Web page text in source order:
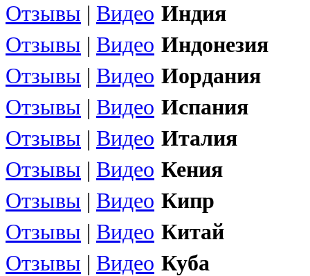
Отзывы | Видео Индия
Отзывы | Видео Индонезия
Отзывы | Видео Иордания
Отзывы | Видео Испания
Отзывы | Видео Италия
Отзывы | Видео Кения
Отзывы | Видео Кипр
Отзывы | Видео Китай
Отзывы | Видео Куба